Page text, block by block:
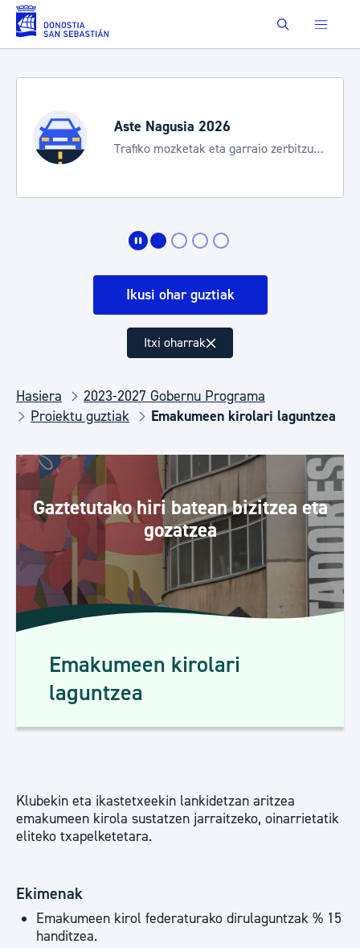
Eduki nagusira joan Buscar
Aste Nagusia 2026
Trafiko mozketak eta garraio zerbitzu
Ikusi ohar guztiak
Itxi oharrak
Hasiera
2023-2027 Gobernu Programa
Proiektu guztiak
Emakumeen kirolari laguntzea
Gaztetutako hiri batean bizitzea eta
gozatzea
Emakumeen kirolari
laguntzea
Klubekin eta ikastetxeekin lankidetzan aritzea
emakumeen kirola sustatzen jarraitzeko, oinarrietatik
eliteko txapelketetara.
Ekimenak
Emakumeen kirol federaturako dirulaguntzak % 15
handitzea.